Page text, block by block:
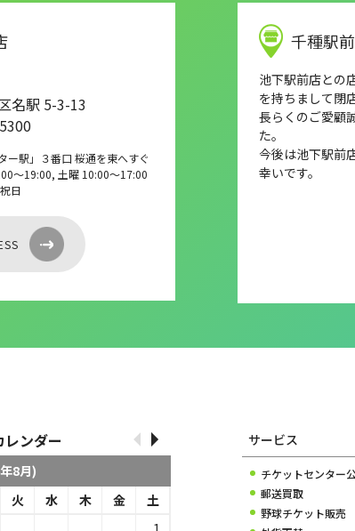
名駅 5-3-13
ー駅」３番口 桜通を東へすぐ
～19:00, 土曜 10:00～17:00
日
千種駅
池下駅前店との
を持ちまして閉
長らくのご愛顧
た。
今後は池下駅前
幸いです。
レンダー
8月)
火 水 木 金
土
サービス
チケットセンター
郵送買取
野球チケット販売